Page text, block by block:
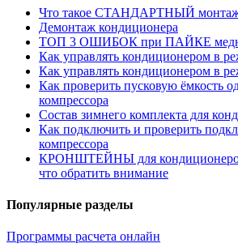
Что такое СТАНДАРТНЫЙ
Демонтаж кондиционера
ТОП 3 ОШИБОК при ПАЙКЕ
Как управлять кондиционером в
Как управлять кондиционером в
Как проверить пусковую ёмкость
компрессора
Состав зимнего комплекта для
Как подключить и проверить
компрессора
КРОНШТЕЙНЫ для
что обратить внимание
Популярные разделы
Программы расчета онлайн